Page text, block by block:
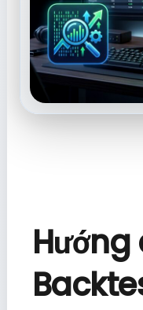
Hướng